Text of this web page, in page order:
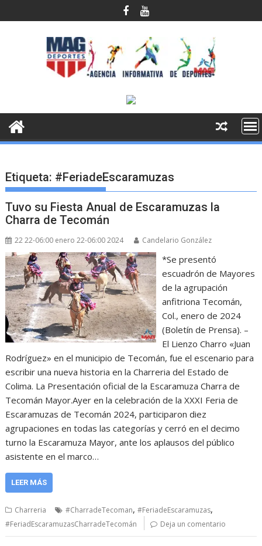
al
Etiqueta: #FeriadeEscaramuzas
Tuvo su Fiesta Anual de Escaramuzas la
Charra de Tecomán
22 22-06:00 enero 22-06:00 2024 Candelario González
*Se presentó
escuadrón de Mayores
de la agrupación
anfitriona Tecomán,
Col., enero de 2024
(Boletín de Prensa). –
El Lienzo Charro «Juan
Rodríguez» en el municipio de Tecomán, fue el escenario para
escribir una nueva historia en la Charreria del Estado de
Colima. La Presentación oficial de la Escaramuza Charra de
Tecomán Mayor.Ayer en la celebración de la XXXI Feria de
Escaramuzas de Tecomán 2024, participaron diez
agrupaciones en todas las categorías y cerró en el decimo
turno la Escaramuza Mayor, ante los aplausos del público
asistente en el marco…
LEER MÁS
Charreria #CharradeTecoman,#FeriadeEscaramuzas,
#FeriadEscaramuzasCharradeTecomán Deja un comentario